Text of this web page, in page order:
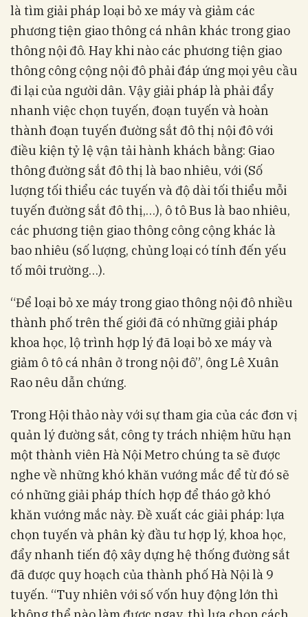
là tìm giải pháp loại bỏ xe máy và giảm các
phương tiện giao thông cá nhân khác trong giao
thông nội đô. Hay khi nào các phương tiện giao
thông công cộng nội đô phải đáp ứng mọi yêu cầu
đi lại của người dân. Vậy giải pháp là phải đẩy
nhanh việc chọn tuyến, đoạn tuyến và hoàn
thành đoạn tuyến đường sắt đô thị nội đô với
điều kiện tỷ lệ vận tải hành khách bằng: Giao
thông đường sắt đô thị là bao nhiêu, với (Số
lượng tối thiểu các tuyến và độ dài tối thiểu mỗi
tuyến đường sắt đô thị,…), ô tô Bus là bao nhiêu,
các phương tiện giao thông công cộng khác là
bao nhiêu (số lượng, chủng loại có tính đến yếu
tố môi trường…).
“Để loại bỏ xe máy trong giao thông nội đô nhiều
thành phố trên thế giới đã có những giải pháp
khoa học, lộ trình hợp lý đã loại bỏ xe máy và
giảm ô tô cá nhân ở trong nội đô”, ông Lê Xuân
Rao nêu dẫn chứng.
Trong Hội thảo này với sự tham gia của các đơn vị
quản lý đường sắt, công ty trách nhiệm hữu hạn
một thành viên Hà Nội Metro chúng ta sẽ được
nghe về những khó khăn vướng mắc để từ đó sẽ
có những giải pháp thích hợp để tháo gở khó
khăn vướng mắc này. Đề xuất các giải pháp: lựa
chọn tuyến và phân kỳ đầu tư hợp lý, khoa học,
đẩy nhanh tiến độ xây dựng hệ thống đường sắt
đã được quy hoạch của thành phố Hà Nội là 9
tuyến. “Tuy nhiên với số vốn huy động lớn thì